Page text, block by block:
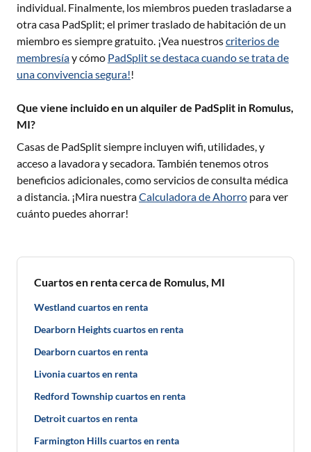
individual. Finalmente, los miembros pueden trasladarse a
otra casa PadSplit; el primer traslado de habitación de un
miembro es siempre gratuito. ¡Vea nuestroscriterios de
membresíay cómo PadSplit se destaca cuando se trata de
una convivencia segura!!
Que viene incluido en un alquiler de PadSplit in Romulus,
MI?
Casas de PadSplit siempre incluyen wifi, utilidades, y
acceso a lavadora y secadora. También tenemos otros
beneficios adicionales, como servicios de consulta médica
a distancia. ¡Mira nuestraCalculadora de Ahorro para ver
cuánto puedes ahorrar!
Cuartos en renta cerca de Romulus, MI
Westland cuartos en renta
Dearborn Heights cuartos en renta
Dearborn cuartos en renta
Livonia cuartos en renta
Redford Township cuartos en renta
Detroit cuartos en renta
Farmington Hills cuartos en renta